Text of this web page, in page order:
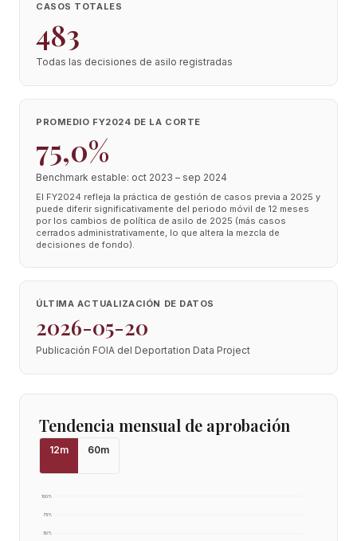
CASOS TOTALES
483
Todas las decisiones de asilo registradas
PROMEDIO FY2024 DE LA CORTE
75,0%
Benchmark estable: oct 2023 – sep 2024
El FY2024 refleja la práctica de gestión de casos previa a 2025 y
puede diferir significativamente del periodo móvil de 12 meses
por los cambios de política de asilo de 2025 (más casos
cerrados administrativamente, lo que altera la mezcla de
decisiones de fondo).
ÚLTIMA ACTUALIZACIÓN DE DATOS
2026-05-20
Publicación FOIA del Deportation Data Project
Tendencia mensual de aprobación
12m 60m
50%
75%
100%